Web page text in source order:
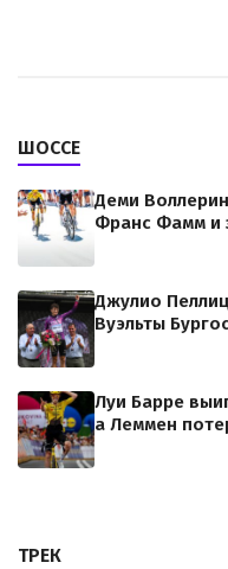
ШОССЕ
Деми
Франс Фамм и
Джулио
Вуэльты
Луи Барре
а Леммен
ТРЕК